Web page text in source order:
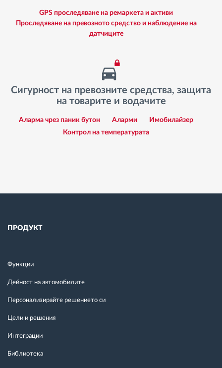
GPS проследяване на ремаркета и активи
Проследяване на превозното средство и наблюдение на
датчиците
Сигурност на превозните средства, защита
на товарите и водачите
Аларма чрез паник бутон Аларми
Имобилайзер
Контрол на температурата
ПРОДУКТ
Функции
Дейност на автомобилите
Персонализирайте решението си
Цели и решения
Интеграции
Библиотека